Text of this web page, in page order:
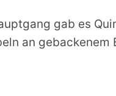
gab es
an gebackenem